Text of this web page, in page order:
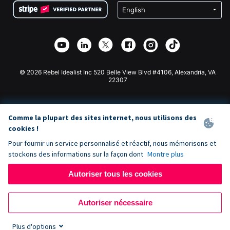
Confidentialité
Partenariat d'affiliation
Bibliothèque
Collecte de fonds caritative
Plugin de don Wix
Application de don Webflow
Don Joomla
© 2026 Rebel Idealist Inc 520 Belle View Blvd #4106, Alexandria, VA
22307
Comme la plupart des sites internet, nous utilisons des
cookies !
Pour fournir un service personnalisé et réactif, nous mémorisons et
stockons des informations sur la façon dont Montre plus
Autoriser tous les cookies
Autoriser nécessaire
Plus d'options